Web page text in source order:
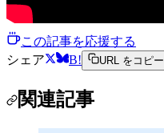
この記事を応援する
シェア
B! URL をコピー
関連記事